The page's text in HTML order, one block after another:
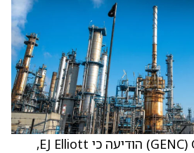
. Gencor Industries ‏(GENC) הודיעה כי EJ Elliott,